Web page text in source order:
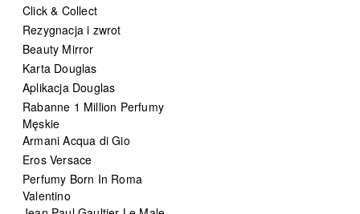
Click & Collect
Rezygnacja i zwrot
Beauty Mirror
Karta Douglas
Aplikacja Douglas
Rabanne 1 Million Perfumy
Męskie
Armani Acqua di Gio
Eros Versace
Perfumy Born In Roma
Valentino